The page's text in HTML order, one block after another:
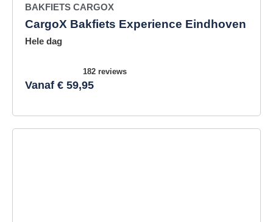
BAKFIETS CARGOX
CargoX Bakfiets Experience Eindhoven
Hele dag
182 reviews
Vanaf € 59,95